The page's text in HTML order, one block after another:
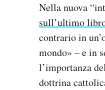
Nella nuova
sull’ultimo
contrario in
mondo» – e in
l’importanza
dottrina